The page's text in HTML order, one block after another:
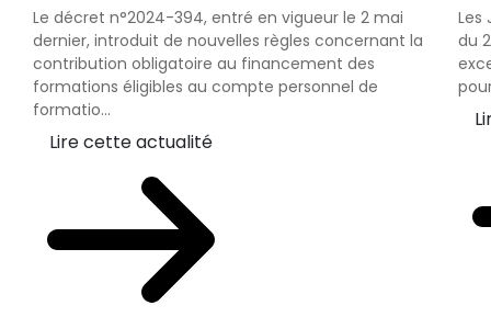
Le décret n°2024-394, entré en vigueur le 2 mai
dernier, introduit de nouvelles règles concernant la
contribution obligatoire au financement des
formations éligibles au compte personnel de
formatio...
Lire cette actualité
Les
du